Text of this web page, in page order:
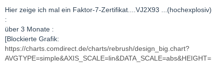
Hier zeige ich mal ein Faktor-7-Zertifikat....VJ2X93 ...(hochexplosiv)
:
über 3 Monate :
[Blockierte Grafik:
https://charts.comdirect.de/charts/rebrush/design_big.chart?
AVGTYPE=simple&AXIS_SCALE=lin&DATA_SCALE=abs&HEIGHT=